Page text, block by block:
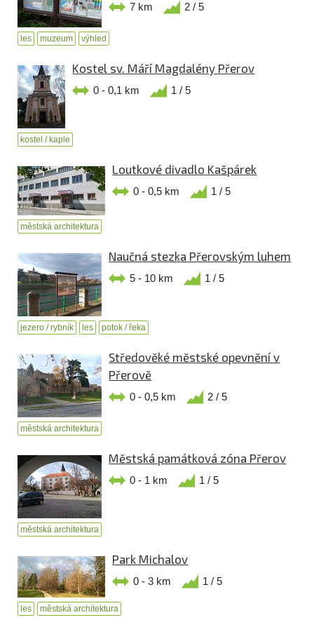
7 km 2 / 5
les muzeum výhled
Kostel sv. Máří Magdalény Přerov
0 - 0,1 km 1 / 5
kostel / kaple
Loutkové divadlo Kašpárek
0 - 0,5 km 1 / 5
městská architektura
Naučná stezka Přerovským luhem
5 - 10 km 1 / 5
jezero / rybník les potok / řeka
Středověké městské opevnění v
Přerově
0 - 0,5 km 2 / 5
městská architektura
Městská památková zóna Přerov
0 - 1 km 1 / 5
městská architektura
Park Michalov
0 - 3 km 1 / 5
les městská architektura